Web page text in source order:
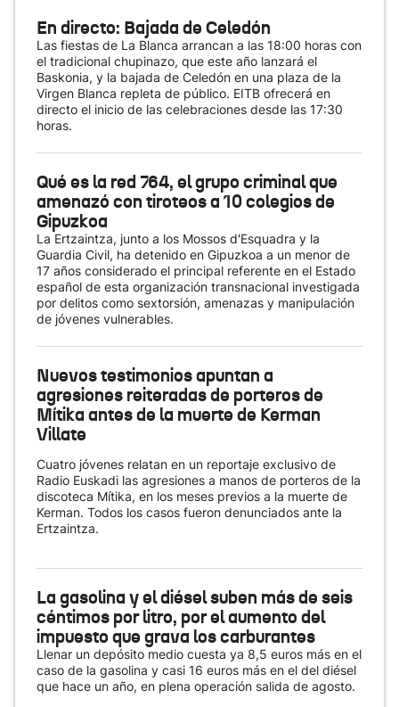
En directo: Bajada de Celedón
Las fiestas de La Blanca arrancan a las 18:00 horas con
el tradicional chupinazo, que este año lanzará el
Baskonia, y la bajada de Celedón en una plaza de la
Virgen Blanca repleta de público. EITB ofrecerá en
directo el inicio de las celebraciones desde las 17:30
horas.
Qué es la red 764, el grupo criminal que
amenazó con tiroteos a 10 colegios de
Gipuzkoa
La Ertzaintza, junto a los Mossos d'Esquadra y la
Guardia Civil, ha detenido en Gipuzkoa a un menor de
17 años considerado el principal referente en el Estado
español de esta organización transnacional investigada
por delitos como sextorsión, amenazas y manipulación
de jóvenes vulnerables.
Nuevos testimonios apuntan a
agresiones reiteradas de porteros de
Mítika antes de la muerte de Kerman
Villate
Cuatro jóvenes relatan en un reportaje exclusivo de
Radio Euskadi las agresiones a manos de porteros de la
discoteca Mítika, en los meses previos a la muerte de
Kerman. Todos los casos fueron denunciados ante la
Ertzaintza.
La gasolina y el diésel suben más de seis
céntimos por litro, por el aumento del
impuesto que grava los carburantes
Llenar un depósito medio cuesta ya 8,5 euros más en el
caso de la gasolina y casi 16 euros más en el del diésel
que hace un año, en plena operación salida de agosto.